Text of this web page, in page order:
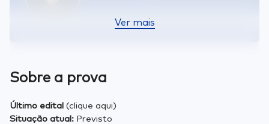
Ver mais
Sobre a prova
​Último edital (clique aqui)
Situação atual: Previsto